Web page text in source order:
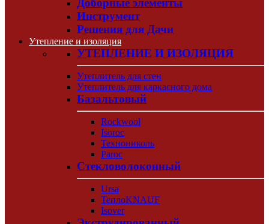
Доборные элементы
Инструмент
Решения для Дачи
Утепление и изоляция
УТЕПЛЕНИЕ И ИЗОЛЯЦИЯ
Утеплитель для стен
Утеплитель для каркасного дома
Базальтовый
Rockwool
Isoroc
Технониколь
Paroc
Стекловолоконный
Ursa
ТеплоKNAUF
Isover